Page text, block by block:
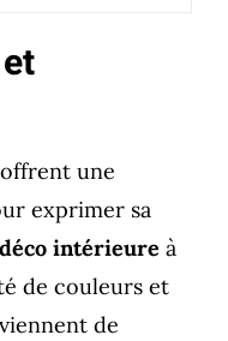
une
exprimer sa
déco intérieure à
de couleurs et
de